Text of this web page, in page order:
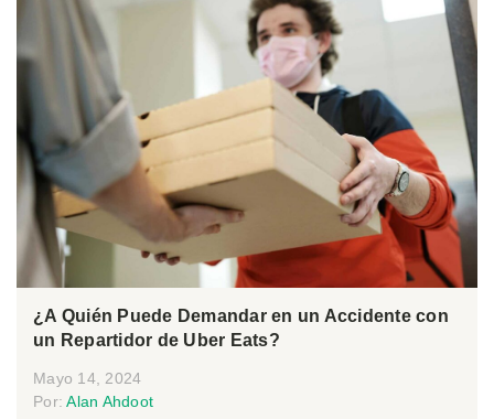
¿A Quién Puede Demandar en un Accidente con
un Repartidor de Uber Eats?
Mayo 14, 2024
Por:Alan Ahdoot